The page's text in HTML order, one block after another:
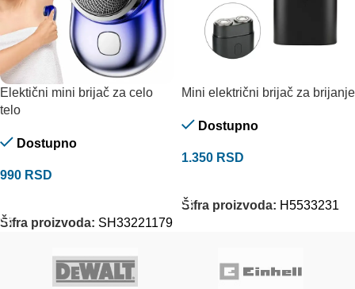
Elektični mini brijač za celo
telo
Dostupno
990 RSD
Šifra proizvoda: SH33221179
Mini električni brijač za brijanje
Dostupno
1.350 RSD
Šifra proizvoda: H5533231